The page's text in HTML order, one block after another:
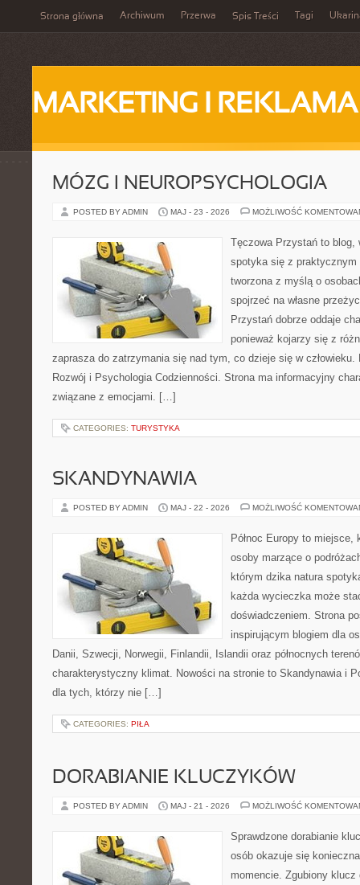
Strona główna Archiwum Przerwa Spis Treści Tagi
MARKETING I REKLAMA
MÓZG I NEUROPSYCHOLOGIA
POSTED BY ADMIN MAJ - 23 - 2026 MOŻLIWOŚĆ
Tęczowa Przystań to
spotyka się z praktycznym
tworzona z myślą o
spojrzeć na własne
Przystań dobrze oddaje
ponieważ kojarzy się z
zaprasza do zatrzymania się nad tym, co dzieje się w
Rozwój i Psychologia Codzienności. Strona ma informacyjny
związane z emocjami. […]
CATEGORIES: TURYSTYKA
SKANDYNAWIA
POSTED BY ADMIN MAJ - 22 - 2026 MOŻLIWOŚĆ
Północ Europy to miejsce,
osoby marzące o
którym dzika natura
każda wycieczka może
doświadczeniem. Strona
inspirującym blogiem dla
Danii, Szwecji, Norwegii, Finlandii, Islandii oraz północnych
charakterystyczny klimat. Nowości na stronie to Skandynawia i
dla tych, którzy nie […]
CATEGORIES: PIŁA
DORABIANIE KLUCZYKÓW
POSTED BY ADMIN MAJ - 21 - 2026 MOŻLIWOŚĆ
Sprawdzone dorabianie
osób okazuje się
momencie. Zgubiony